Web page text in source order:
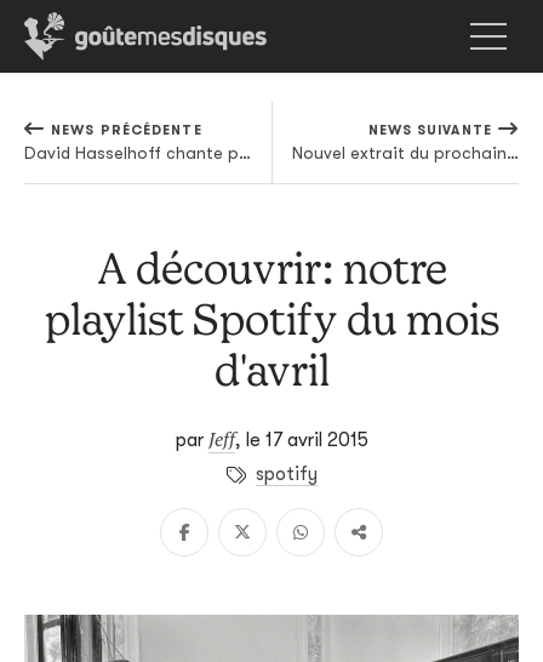
NEWS PRÉCÉDENTE
David Hasselhoff chante pour son nouveau court-métrage Kung Fury
NEWS SUIVANTE
Nouvel extrait du prochain Damaged Bug, projet sous influence électronique de John Dwyer
A découvrir: notre
playlist Spotify du mois
d'avril
par Jeff, le 17 avril 2015
spotify